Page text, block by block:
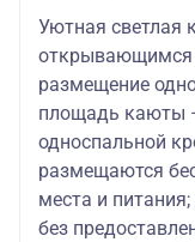
Уютная светлая
открывающимся
размещение
площадь каюты
односпальной
размещаются
места и
без